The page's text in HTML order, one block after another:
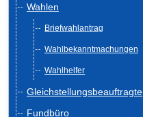
Wahlen
Briefwahlantrag
Wahlbekanntmachungen
Wahlhelfer
Gleichstellungsbeauftragte
Fundbüro